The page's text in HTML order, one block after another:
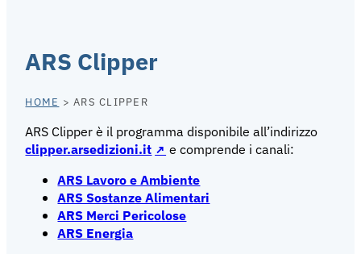
ARS Clipper
HOME >ARS CLIPPER
ARS Clipper è il programma disponibile all’indirizzo
clipper.arsedizioni.it
e comprende i canali:
ARS Lavoro e Ambiente
ARS Sostanze Alimentari
ARS Merci Pericolose
ARS Energia